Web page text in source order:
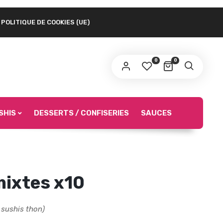
POLITIQUE DE COOKIES (UE)
0
0
données personnelles seront utilisées afin de vous
DESSERTS / CONFISERIES SAUCES
x10
thon)